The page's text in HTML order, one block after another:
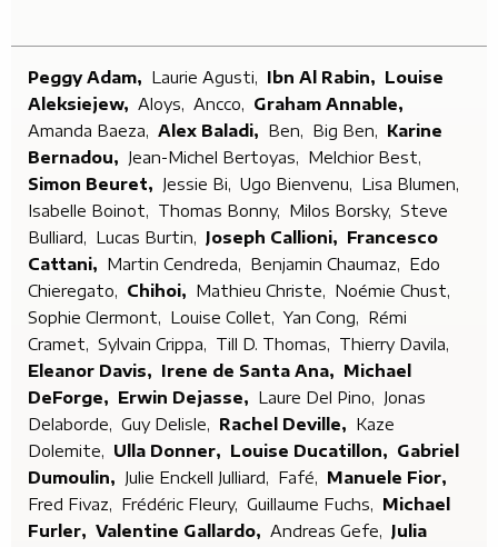
Peggy Adam, Laurie Agusti, Ibn Al Rabin, Louise
Aleksiejew, Aloys, Ancco, Graham Annable,
Amanda Baeza, Alex Baladi, Ben, Big Ben, Karine
Bernadou, Jean-Michel Bertoyas, Melchior Best,
Simon Beuret, Jessie Bi, Ugo Bienvenu, Lisa Blumen,
Isabelle Boinot, Thomas Bonny, Milos Borsky, Steve
Bulliard, Lucas Burtin, Joseph Callioni, Francesco
Cattani, Martin Cendreda, Benjamin Chaumaz, Edo
Chieregato, Chihoi, Mathieu Christe,
Noémie Chust,
Sophie Clermont, Louise Collet, Yan Cong, Rémi
Cramet, Sylvain Crippa, Till D. Thomas, Thierry Davila,
Eleanor Davis, Irene de Santa Ana, Michael
DeForge,
Erwin Dejasse, Laure Del Pino, Jonas
Delaborde, Guy Delisle, Rachel Deville, Kaze
Dolemite,
Ulla Donner, Louise Ducatillon, Gabriel
Dumoulin, Julie Enckell Julliard, Fafé, Manuele Fior,
Fred Fivaz, Frédéric Fleury, Guillaume Fuchs, Michael
Furler, Valentine Gallardo, Andreas Gefe, Julia